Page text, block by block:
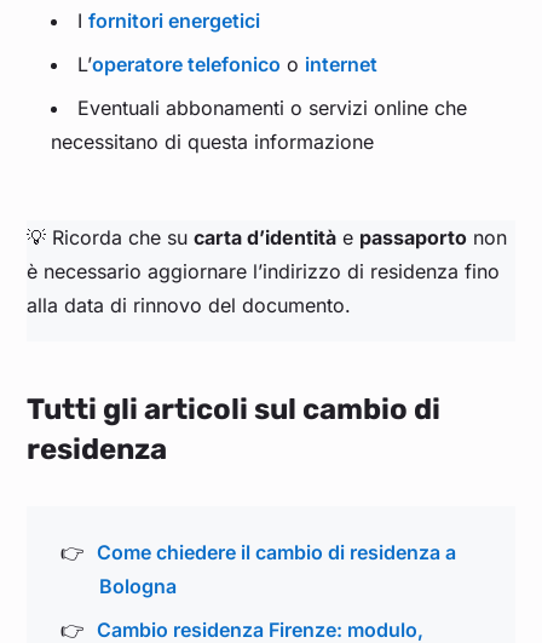
Ifornitori energetici
L’operatore telefonico o internet
Eventuali abbonamenti o servizi online che
necessitano di questa informazione
💡 Ricorda che sucarta d’identità e passaporto non
è necessario aggiornare l’indirizzo di residenza fino
alla data di rinnovo del documento.
Tutti gli articoli sul cambio di
residenza
Come chiedere il cambio di residenza a
Bologna
Cambio residenza Firenze: modulo,